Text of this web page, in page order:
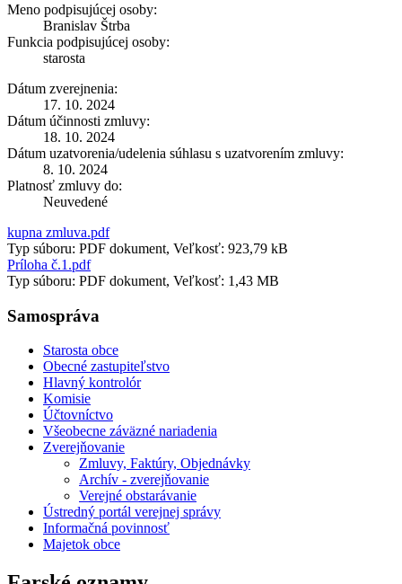
Meno podpisujúcej osoby:
Branislav Štrba
Funkcia podpisujúcej osoby:
starosta
Dátum zverejnenia:
17. 10. 2024
Dátum účinnosti zmluvy:
18. 10. 2024
Dátum uzatvorenia/udelenia súhlasu s uzatvorením zmluvy:
8. 10. 2024
Platnosť zmluvy do:
Neuvedené
kupna zmluva.pdf
Typ súboru: PDF dokument, Veľkosť: 923,79 kB
Príloha č.1.pdf
Typ súboru: PDF dokument, Veľkosť: 1,43 MB
Samospráva
Starosta obce
Obecné zastupiteľstvo
Hlavný kontrolór
Komisie
Účtovníctvo
Všeobecne záväzné nariadenia
Zverejňovanie
Zmluvy, Faktúry, Objednávky
Archív - zverejňovanie
Verejné obstarávanie
Ústredný portál verejnej správy
Informačná povinnosť
Majetok obce